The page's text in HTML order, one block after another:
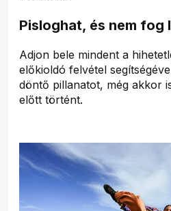
Pisloghat, és nem fog
Adjon bele mindent a
előkioldó felvétel
döntő pillanatot, még akkor
előtt történt.